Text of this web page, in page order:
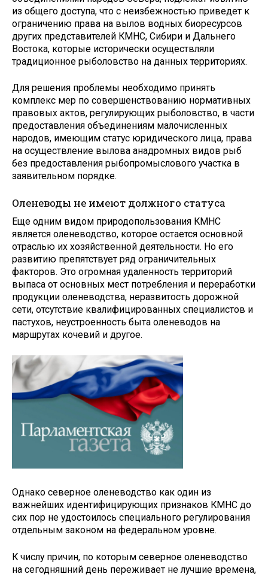
из общего доступа, что с неизбежностью приведет к
ограничению права на вылов водных биоресурсов
других представителей КМНС, Сибири и Дальнего
Востока, которые исторически осуществляли
традиционное рыболовство на данных территориях.
Для решения проблемы необходимо принять
комплекс мер по совершенствованию нормативных
правовых актов, регулирующих рыболовство, в части
предоставления объединениям малочисленных
народов, имеющим статус юридического лица, права
на осуществление вылова анадромных видов рыб
без предоставления рыбопромыслового участка в
заявительном порядке.
Оленеводы не имеют должного статуса
Еще одним видом природопользования КМНС
является оленеводство, которое остается основной
отраслью их хозяйственной деятельности. Но его
развитию препятствует ряд ограничительных
факторов. Это огромная удаленность территорий
выпаса от основных мест потребления и переработки
продукции оленеводства, неразвитость дорожной
сети, отсутствие квалифицированных специалистов и
пастухов, неустроенность быта оленеводов на
маршрутах кочевий и другое.
Однако северное оленеводство как один из
важнейших идентифицирующих признаков КМНС до
сих пор не удостоилось специального регулирования
отдельным законом на федеральном уровне.
К числу причин, по которым северное оленеводство
на сегодняшний день переживает не лучшие времена,